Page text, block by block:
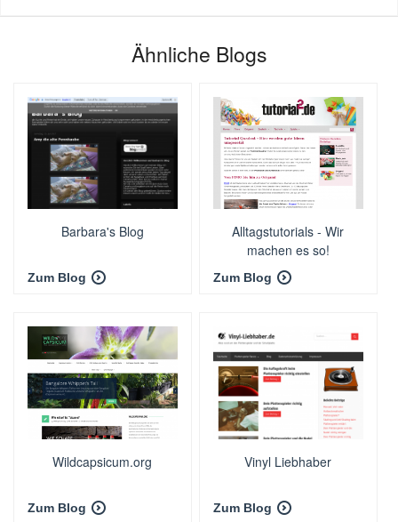
Ähnliche Blogs
Barbara's Blog
Zum Blog
Alltagstutorials - Wir
machen es so!
Zum Blog
Wildcapsicum.org
Zum Blog
Vinyl Liebhaber
Zum Blog